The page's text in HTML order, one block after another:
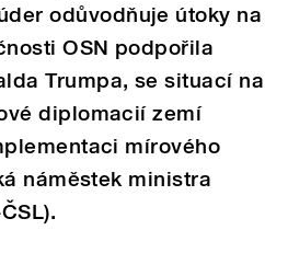
odůvodňuje útoky na
OSN podpořila
Trumpa, se situací na
diplomacií zemí
mírového
náměstek ministra